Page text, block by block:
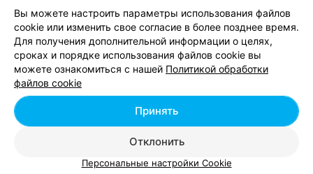
Связаться по вопросам сотрудничества
Написать руководителю relax.by
Персональные настройки cookie
Обработка персональных данных
© 2026 ООО «Артокс Лаб», УНП 191700409, регистрирующий орган -
| 220012, Республика Беларусь, г. Минск,
Вы можете настроить параметры использования файлов
cookie или изменить свое согласие в более позднее время.
Для получения дополнительной информации о целях,
сроках и порядке использования файлов cookie вы
можете ознакомиться с нашей Политикой обработки
файлов cookie
Отклонить
Принять
Персональные настройки Cookie